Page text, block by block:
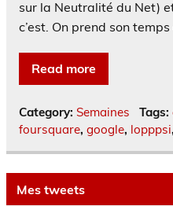
sur la Neutralité du Net)
c’est. On prend son
Read more
Category: Semaines Tags:
foursquare, google, lopppsi,
Mes tweets